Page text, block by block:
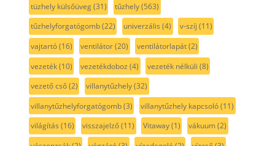
tüzhely külsőüveg(31) tűzhely(563)
tűzhelyforgatógomb(22) univerzális (4) v-szíj (11)
vajtartó(16) ventilátor(20) ventilátorlapát(2)
vezeték(10) vezetékdoboz (4) vezeték nélküli (8)
vezető cső(2) villanytűzhely(32)
villanytűzhelyforgatógomb(3) villanytűzhely kapcsoló(11)
világítás (16) visszajelző(11) Vitaway(1) vákuum(2)